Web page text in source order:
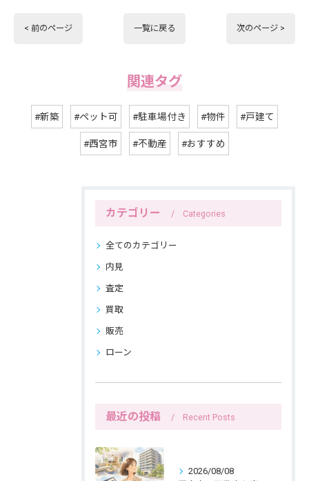
< 前のページ 一覧に戻る 次のページ >
関連タグ
#新築 #ペット可 #駐車場付き #物件 #戸建て
#西宮市 #不動産 #おすすめ
カテゴリー Categories
全てのカテゴリー
内見
査定
買取
販売
ローン
最近の投稿 Recent Posts
2026/08/08